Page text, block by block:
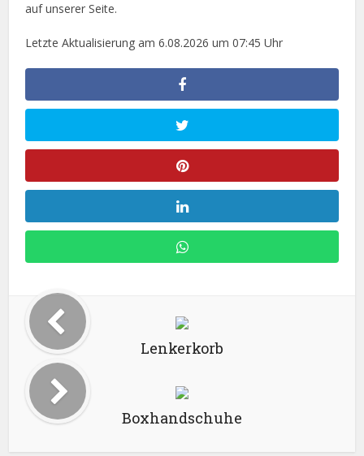
auf unserer Seite.
Letzte Aktualisierung am 6.08.2026 um 07:45 Uhr
Lenkerkorb
Boxhandschuhe